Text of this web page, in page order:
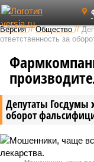
Версия //Общество //
ответственность за
Депутаты Госдумы
оборот